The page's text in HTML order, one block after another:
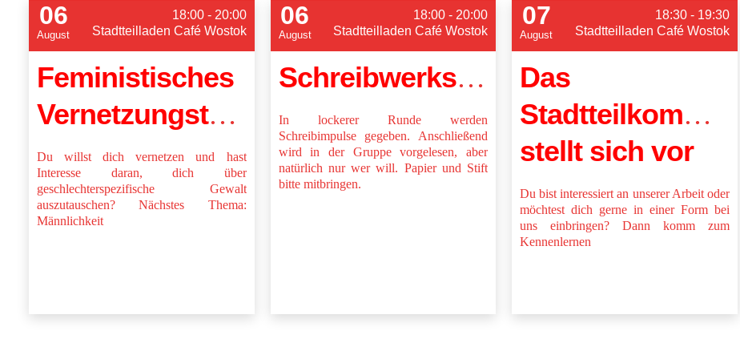
06
August
18:00 - 20:00
Stadtteilladen Café Wostok
Feministisches
Vernetzungstreffen
Du willst dich vernetzen und hast
Interesse daran, dich über
geschlechterspezifische Gewalt
auszutauschen? Nächstes Thema:
Männlichkeit
06
August
18:00 - 20:00
Stadtteilladen Café Wostok
Schreibwerkstatt
In lockerer Runde werden
Schreibimpulse gegeben. Anschließend
wird in der Gruppe vorgelesen, aber
natürlich nur wer will. Papier und Stift
bitte mitbringen.
07
August
18:30 - 19:30
Stadtteilladen Café Wostok
Das
stellt sich vor
Du bist interessiert an unserer Arbeit oder
möchtest dich gerne in einer Form bei
uns einbringen? Dann komm zum
Kennenlernen